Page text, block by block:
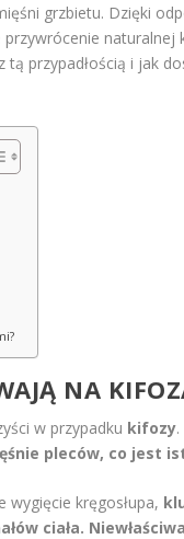
grzbietu. Dzięki
naturalnej
tą przypadłością i jak
NA
w przypadku kifozy.
pleców, co jest
kręgosłupa,
ciała.